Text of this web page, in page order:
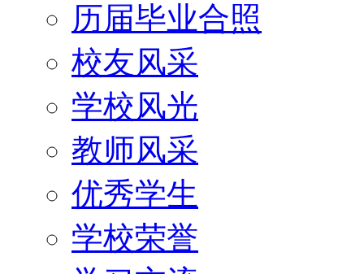
历届毕业合照
校友风采
学校风光
教师风采
优秀学生
学校荣誉